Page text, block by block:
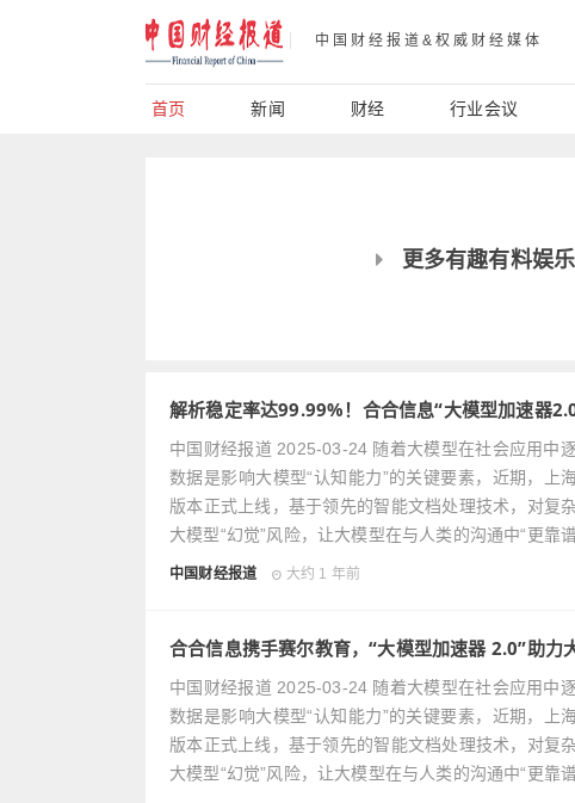
中国财经报道&权威财经媒体
首页 新闻 财经 行业会议
更多有趣有料娱
解析稳定率达99.99%！合合信息“大模型加速器
中国财经报道 2025-03-24 随着大模型在社会应用中
数据是影响大模型“认知能力”的关键要素，近期，上
版本正式上线，基于领先的智能文档处理技术，对复
大模型“幻觉”风险，让大模型在与人类的沟通中“更靠谱
中国财经报道 大约 1 年前
合合信息携手赛尔教育，“大模型加速器 2.0”助力
中国财经报道 2025-03-24 随着大模型在社会应用中
数据是影响大模型“认知能力”的关键要素，近期，上
版本正式上线，基于领先的智能文档处理技术，对复
大模型“幻觉”风险，让大模型在与人类的沟通中“更靠谱